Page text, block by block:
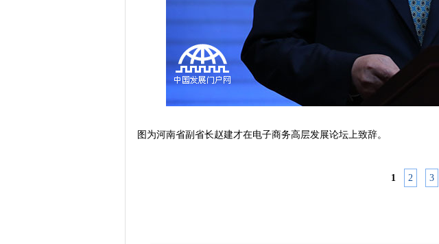
图为河南省副省长赵建才在电子商务高层发展论坛上致辞。
1 2 3